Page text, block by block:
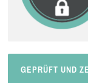
GEPRÜFT UND